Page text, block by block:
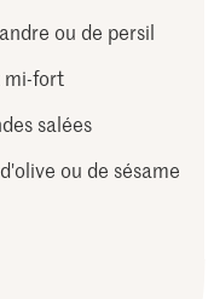
ou de persil
mi-fort
salées
ou de sésame